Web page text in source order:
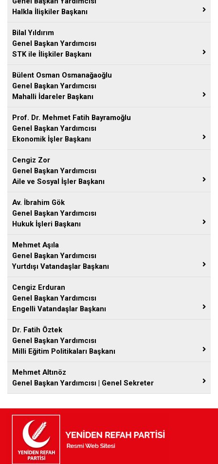
Halkla İlişkiler Başkanı
Bilal Yıldırım
Genel Başkan Yardımcısı
STK ile İlişkiler Başkanı
Bülent Osman Osmanağaoğlu
Genel Başkan Yardımcısı
Mahalli İdareler Başkanı
Prof. Dr. Mehmet Fatih Bayramoğlu
Genel Başkan Yardımcısı
Ekonomik İşler Başkanı
Cengiz Zor
Genel Başkan Yardımcısı
Aile ve Sosyal İşler Başkanı
Av. İbrahim Gök
Genel Başkan Yardımcısı
Hukuk İşleri Başkanı
Mehmet Aşıla
Genel Başkan Yardımcısı
Yurtdışı Vatandaşlar Başkanı
Cengiz Erduran
Genel Başkan Yardımcısı
Engelli Vatandaşlar Başkanı
Dr. Fatih Öztek
Genel Başkan Yardımcısı
Milli Eğitim Politikaları Başkanı
Mehmet Altınöz
Genel Başkan Yardımcısı | Genel Sekreter